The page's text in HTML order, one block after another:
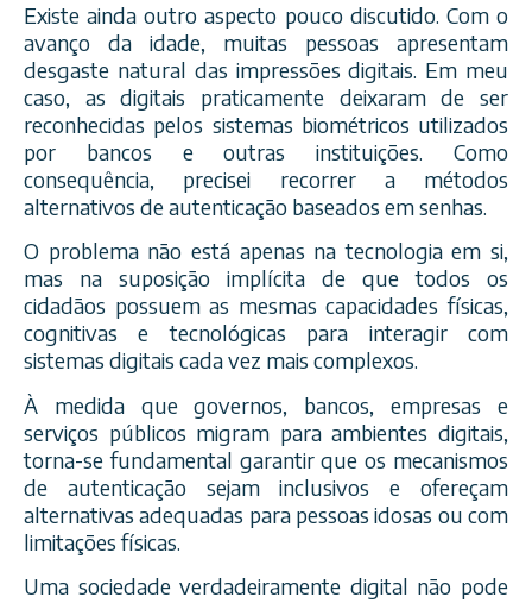
Existe ainda outro aspecto pouco discutido. Com o
avanço da idade, muitas pessoas apresentam
desgaste natural das impressões digitais. Em meu
caso, as digitais praticamente deixaram de ser
reconhecidas pelos sistemas biométricos utilizados
por bancos e outras instituições. Como
consequência, precisei recorrer a métodos
alternativos de autenticação baseados em senhas.
O problema não está apenas na tecnologia em si,
mas na suposição implícita de que todos os
cidadãos possuem as mesmas capacidades físicas,
cognitivas e tecnológicas para interagir com
sistemas digitais cada vez mais complexos.
À medida que governos, bancos, empresas e
serviços públicos migram para ambientes digitais,
torna-se fundamental garantir que os mecanismos
de autenticação sejam inclusivos e ofereçam
alternativas adequadas para pessoas idosas ou com
limitações físicas.
Uma sociedade verdadeiramente digital não pode